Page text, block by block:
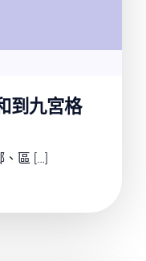
到九宮格
、區 […]